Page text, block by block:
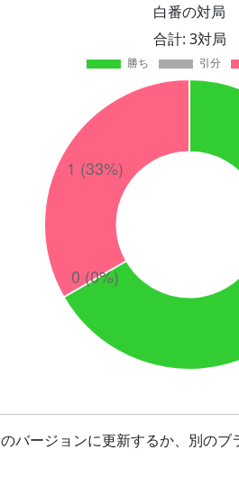
白番の対局
合計: 3対局
ージョンに更新するか、別のブ